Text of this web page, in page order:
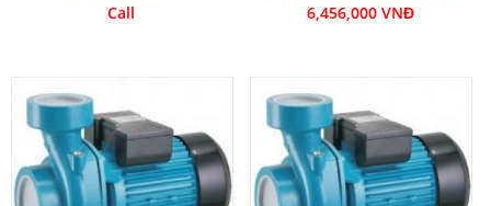
Call 6,456,000 VNĐ